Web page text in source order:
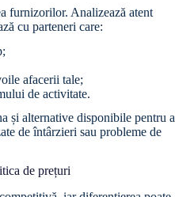
furnizorilor. Analizează atent
cu parteneri care:
afacerii tale;
de activitate.
și alternative disponibile pentru a
de întârzieri sau probleme de
de prețuri